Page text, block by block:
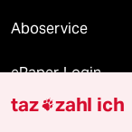
Aboservice
ePaper Login
Downloads für
taz zahl ich